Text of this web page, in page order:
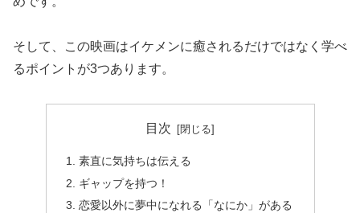
そして、この映画はイケメンに癒されるだけではなく学べ
るポイントが3つあります。
目次
素直に気持ちは伝える
ギャップを持つ！
恋愛以外に夢中になれる「なにか」がある